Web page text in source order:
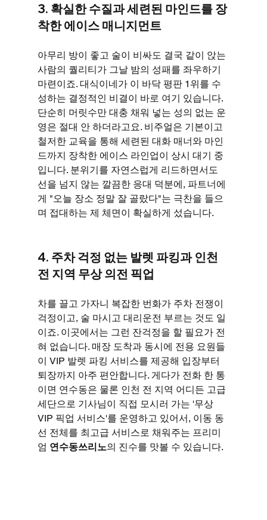
3. 확실한 수질과 세련된 마인드를 장
착한 에이스 매니지먼트
아무리 방이 좋고 술이 비싸도 결국 같이 앉는
사람의 퀄리티가 그날 밤의 성패를 좌우하기
마련이죠. 대식이네가 이 바닥 평판 1위를 수
성하는 결정적인 비결이 바로 여기 있습니다.
단순히 머릿수만 대충 채워 넣는 성의 없는 운
영은 절대 안 하더라고요. 비주얼은 기본이고
철저한 교육을 통해 세련된 대화 매너와 마인
드까지 장착한 에이스 라인업이 상시 대기 중
입니다. 분위기를 자연스럽게 리드하면서도
선을 넘지 않는 깔끔한 응대 덕분에, 파트너에
게 "오늘 장소 정말 잘 골랐다"는 극찬을 들으
며 접대하는 제 체면이 확실하게 섰습니다.
4. 주차 걱정 없는 발렛 파킹과 인천
전 지역 무상 의전 픽업
차를 끌고 가자니 복잡한 번화가 주차 전쟁이
걱정이고, 술 마시고 대리운전 부르는 것도 일
이죠. 이곳에서는 그런 잔걱정을 할 필요가 전
혀 없습니다. 매장 도착과 동시에 전용 요원들
이 VIP 발렛 파킹 서비스를 제공해 입장부터
퇴장까지 아주 편안합니다. 게다가 전화 한 통
이면 연수동은 물론 인천 전 지역 어디든 고급
세단으로 기사님이 직접 모시러 가는 '무상
VIP 픽업 서비스'를 운영하고 있어서, 이동 동
선 전체를 최고급 서비스로 채워주는 프리미
엄 연수동쓰리노의 진수를 맛볼 수 있습니다.